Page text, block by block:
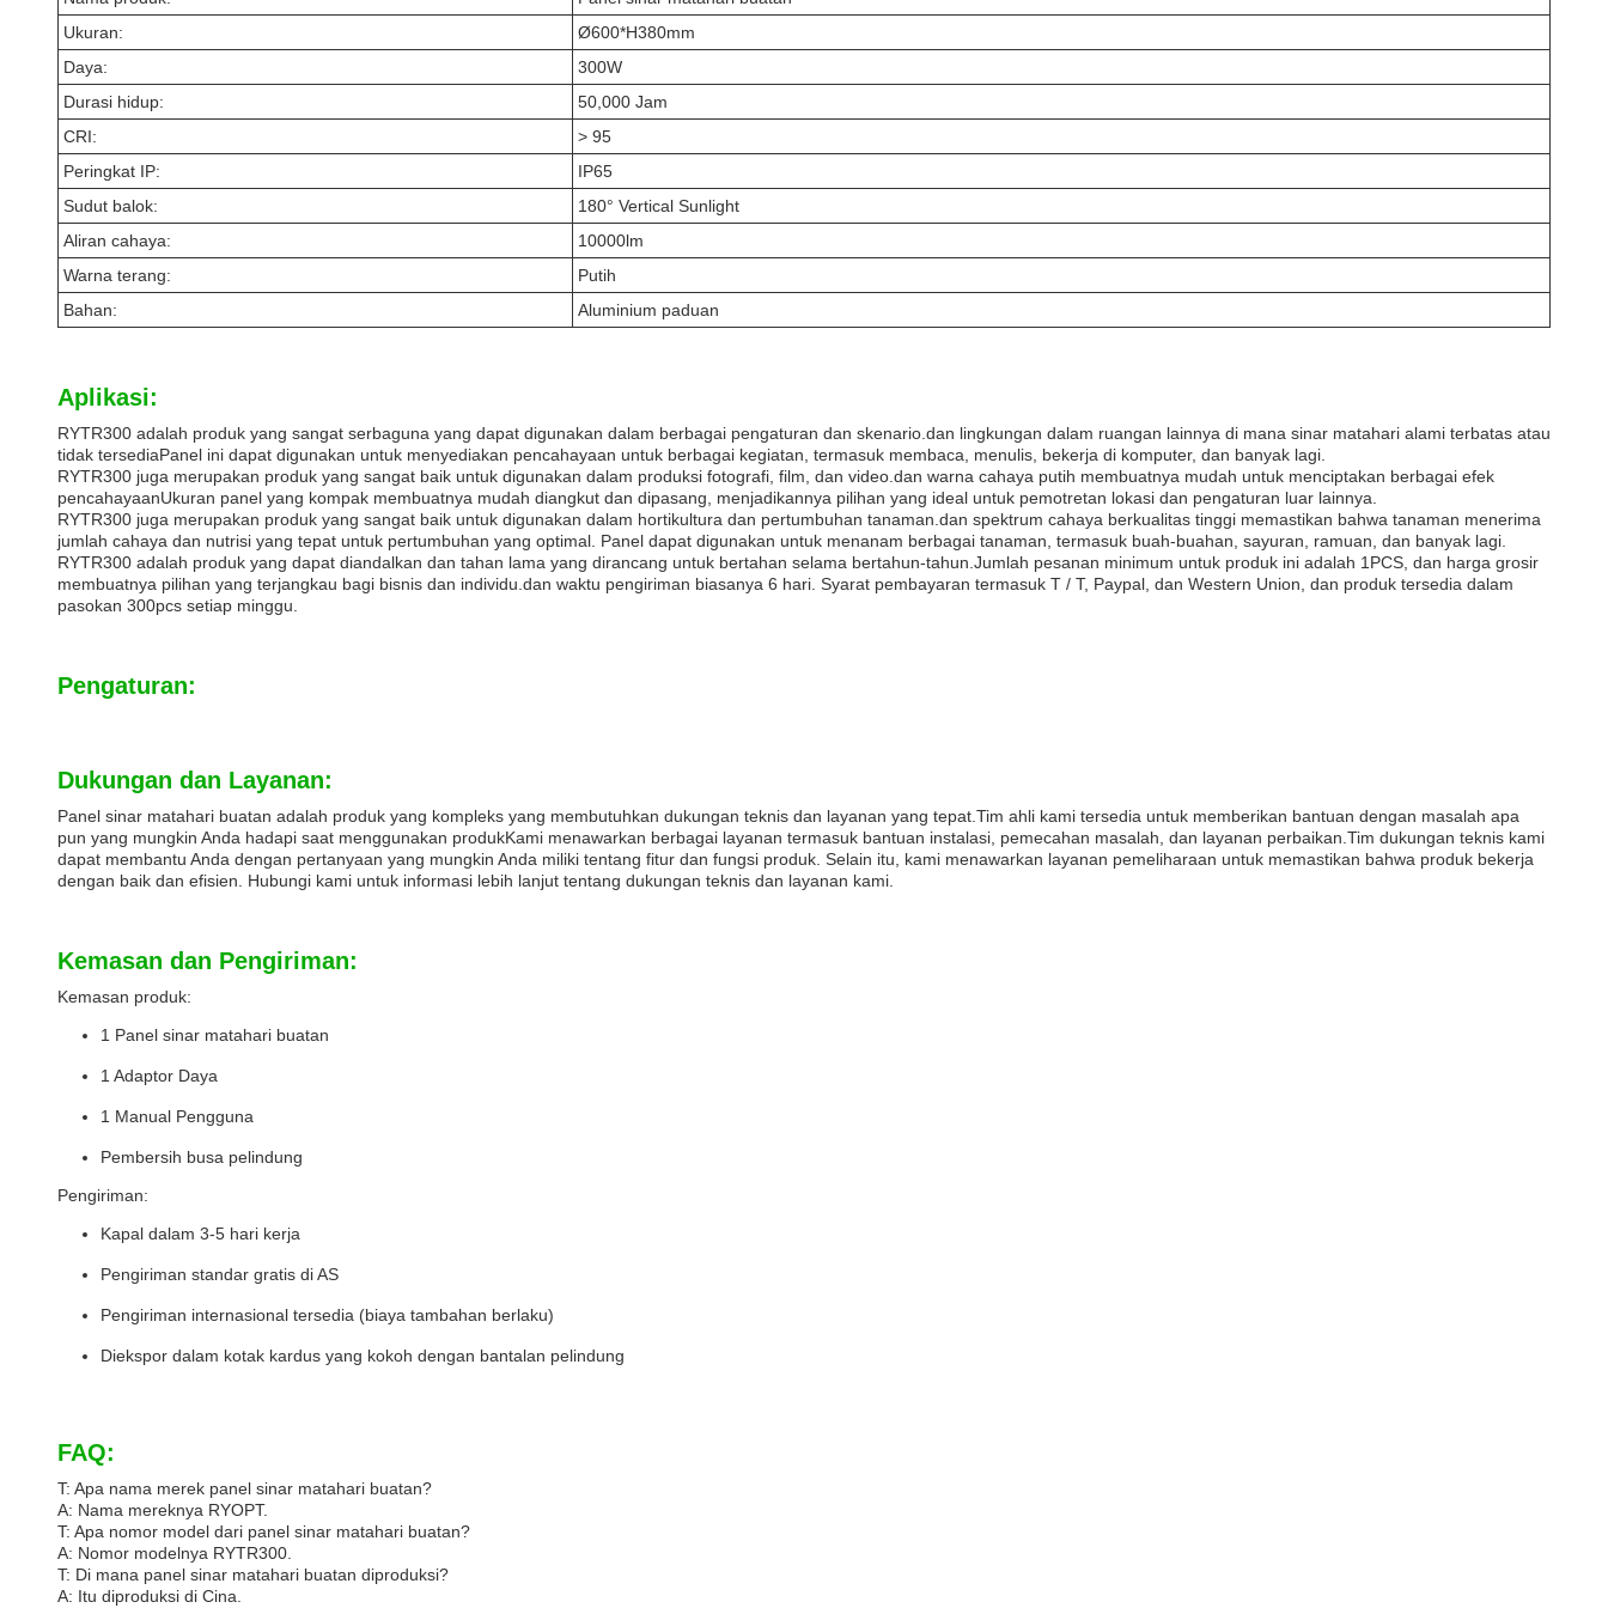
Ukuran:
Ø600*H380mm
Daya:
300W
Durasi hidup:
50,000 Jam
CRI:
> 95
Peringkat IP:
IP65
Sudut balok:
180° Vertical Sunlight
Aliran cahaya:
10000lm
Warna terang:
Putih
Bahan:
Aluminium paduan
Aplikasi:
RYTR300 adalah produk yang sangat serbaguna yang dapat digunakan dalam berbagai pengaturan dan skenario.dan lingkungan dalam ruangan lainnya di mana sinar matahari alami terbatas atau
tidak tersediaPanel ini dapat digunakan untuk menyediakan pencahayaan untuk berbagai kegiatan, termasuk membaca, menulis, bekerja di komputer, dan banyak lagi.
RYTR300 juga merupakan produk yang sangat baik untuk digunakan dalam produksi fotografi, film, dan video.dan warna cahaya putih membuatnya mudah untuk menciptakan berbagai efek
pencahayaanUkuran panel yang kompak membuatnya mudah diangkut dan dipasang, menjadikannya pilihan yang ideal untuk pemotretan lokasi dan pengaturan luar lainnya.
RYTR300 juga merupakan produk yang sangat baik untuk digunakan dalam hortikultura dan pertumbuhan tanaman.dan spektrum cahaya berkualitas tinggi memastikan bahwa tanaman menerima
jumlah cahaya dan nutrisi yang tepat untuk pertumbuhan yang optimal. Panel dapat digunakan untuk menanam berbagai tanaman, termasuk buah-buahan, sayuran, ramuan, dan banyak lagi.
RYTR300 adalah produk yang dapat diandalkan dan tahan lama yang dirancang untuk bertahan selama bertahun-tahun.Jumlah pesanan minimum untuk produk ini adalah 1PCS, dan harga grosir
membuatnya pilihan yang terjangkau bagi bisnis dan individu.dan waktu pengiriman biasanya 6 hari. Syarat pembayaran termasuk T / T, Paypal, dan Western Union, dan produk tersedia dalam
pasokan 300pcs setiap minggu.
Pengaturan:
Dukungan dan Layanan:
Panel sinar matahari buatan adalah produk yang kompleks yang membutuhkan dukungan teknis dan layanan yang tepat.Tim ahli kami tersedia untuk memberikan bantuan dengan masalah apa
pun yang mungkin Anda hadapi saat menggunakan produkKami menawarkan berbagai layanan termasuk bantuan instalasi, pemecahan masalah, dan layanan perbaikan.Tim dukungan teknis kami
dapat membantu Anda dengan pertanyaan yang mungkin Anda miliki tentang fitur dan fungsi produk. Selain itu, kami menawarkan layanan pemeliharaan untuk memastikan bahwa produk bekerja
dengan baik dan efisien. Hubungi kami untuk informasi lebih lanjut tentang dukungan teknis dan layanan kami.
Kemasan dan Pengiriman:
Kemasan produk:
1 Panel sinar matahari buatan
1 Adaptor Daya
1 Manual Pengguna
Pembersih busa pelindung
Pengiriman:
Kapal dalam 3-5 hari kerja
Pengiriman standar gratis di AS
Pengiriman internasional tersedia (biaya tambahan berlaku)
Diekspor dalam kotak kardus yang kokoh dengan bantalan pelindung
FAQ:
T: Apa nama merek panel sinar matahari buatan?
A: Nama mereknya RYOPT.
T: Apa nomor model dari panel sinar matahari buatan?
A: Nomor modelnya RYTR300.
T: Di mana panel sinar matahari buatan diproduksi?
A: Itu diproduksi di Cina.